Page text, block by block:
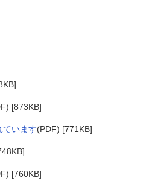
[873KB]
ています(PDF) [771KB]
[760KB]